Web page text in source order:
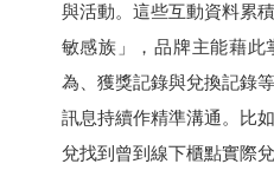
與活動。這些互動資料累
敏感族」，品牌主能藉
為、獲獎記錄與兌換記錄
訊息持續作精準溝通。比
兌找到曾到線下櫃點實際